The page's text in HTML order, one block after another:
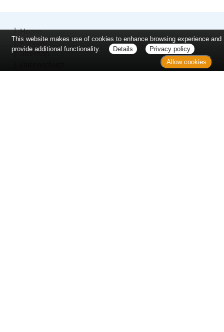
Home
Kontakt
Sitemap
This website makes use of cookies to enhance browsing experience and
provide additional functionality.
Details
Privacy policy
Allow cookies